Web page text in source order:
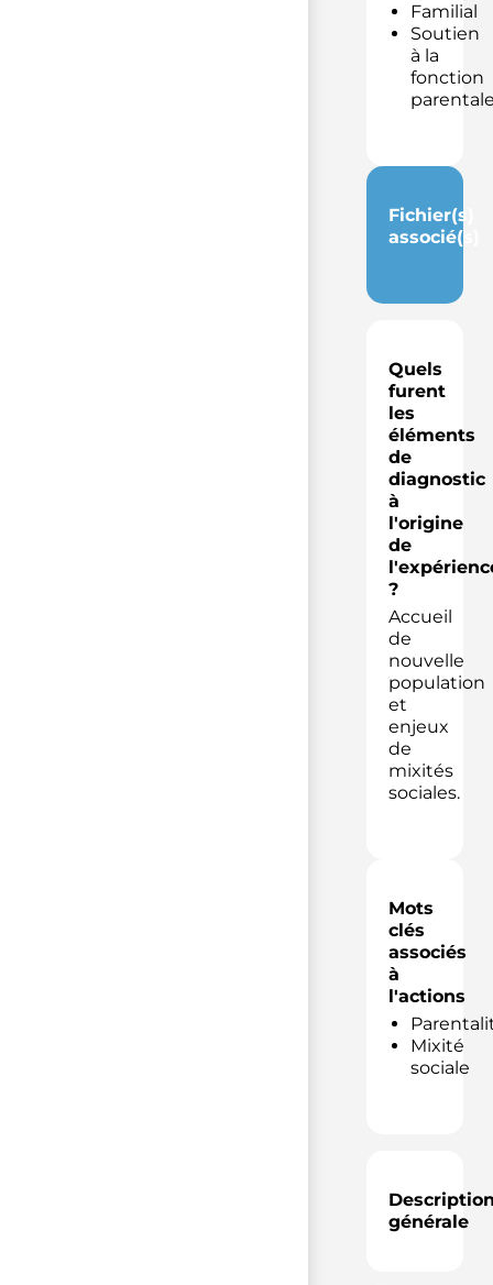
Familial
Soutien
à la
fonction
Fichier(s)
associé(s)
Quels
furent
les
éléments
de
diagnostic
à
l'origine
de
?
Accueil
de
nouvelle
population
et
enjeux
de
mixités
sociales.
Mots
clés
associés
à
l'actions
Mixité
sociale
générale